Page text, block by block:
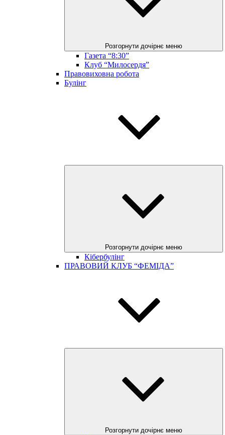
Розгорнути дочірнє меню
Газета “8:30”
Клуб “Милосердя”
Правовиховна робота
Булінг
Розгорнути дочірнє меню
Кібербулінг
ПРАВОВИЙ КЛУБ “ФЕМІДА”
Розгорнути дочірнє меню